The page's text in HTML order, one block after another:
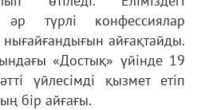
әр түрлі конфессиялар
нығайғандығын айғақтайды.
«Достық» үйінде 19
үйлесімді қызмет етіп
бір айғағы.